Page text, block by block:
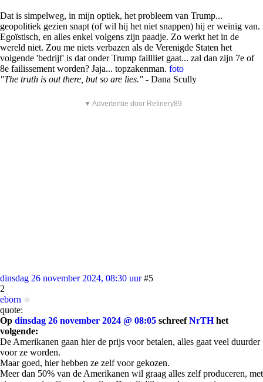
Dat is simpelweg, in mijn optiek, het probleem van Trump...
geopolitiek gezien snapt (of wil hij het niet snappen) hij er weinig van.
Egoïstisch, en alles enkel volgens zijn paadje. Zo werkt het in de
wereld niet. Zou me niets verbazen als de Verenigde Staten het
volgende 'bedrijf' is dat onder Trump faillliet gaat... zal dan zijn 7e of
8e failissement worden? Jaja... topzakenman. foto
"The truth is out there, but so are lies." - Dana Scully
▼ Advertentie door Refinery89
dinsdag 26 november 2024, 08:30 uur #5
2
eborn
quote:
Op dinsdag 26 november 2024 @ 08:05 schreefNrTHhet
volgende:
De Amerikanen gaan hier de prijs voor betalen, alles gaat veel duurder
voor ze worden.
Maar goed, hier hebben ze zelf voor gekozen.
Meer dan 50% van de Amerikanen wil graag alles zelf produceren, met